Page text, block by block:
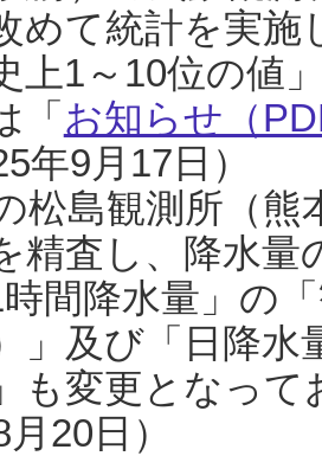
めて統計を実
上1～10位の値
「 お知らせ（
年9月17日）
松島観測所（熊
精査し、降水
時間降水量」の
」及び「日降
も変更となっ
20日）